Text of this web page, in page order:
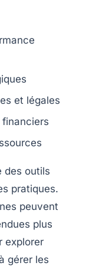
et légales
des outils
pratiques.
peuvent
plus
explorer
gérer les